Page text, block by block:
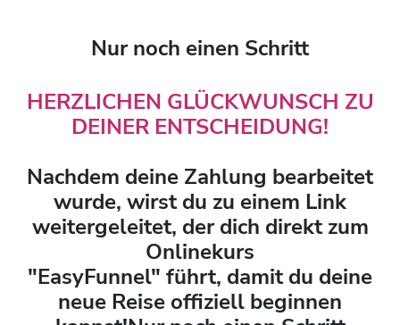
Nur noch einen Schritt
HERZLICHEN GLÜCKWUNSCH ZU
DEINER ENTSCHEIDUNG!
Nachdem deine Zahlung bearbeitet
wurde, wirst du zu einem Link
weitergeleitet, der dich direkt zum
Onlinekurs
"EasyFunnel" führt, damit du deine
neue Reise offiziell beginnen